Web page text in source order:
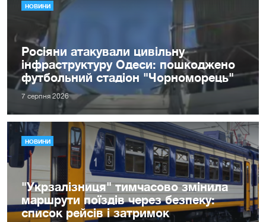
НОВИНИ
Росіяни атакували цивільну
інфраструктуру Одеси: пошкоджено
футбольний стадіон "Чорноморець"
7 серпня 2026
НОВИНИ
"Укрзалізниця" тимчасово змінила
маршрути поїздів через безпеку:
список рейсів і затримок